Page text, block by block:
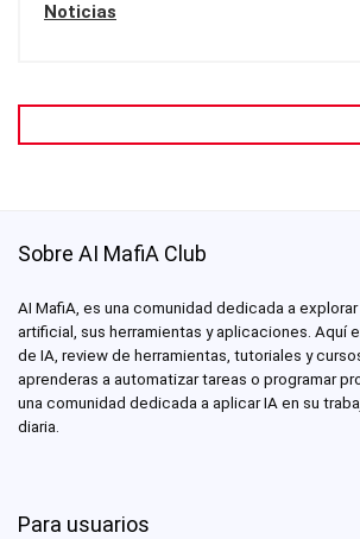
Noticias
Sobre AI MafiA Club
AI MafiA, es una comunidad dedicada a
artificial, sus herramientas y aplicaciones. Aquí
de IA, review de herramientas, tutoriales y
aprenderas a automatizar tareas o programar
una comunidad dedicada a aplicar IA en su
diaria.
Para usuarios